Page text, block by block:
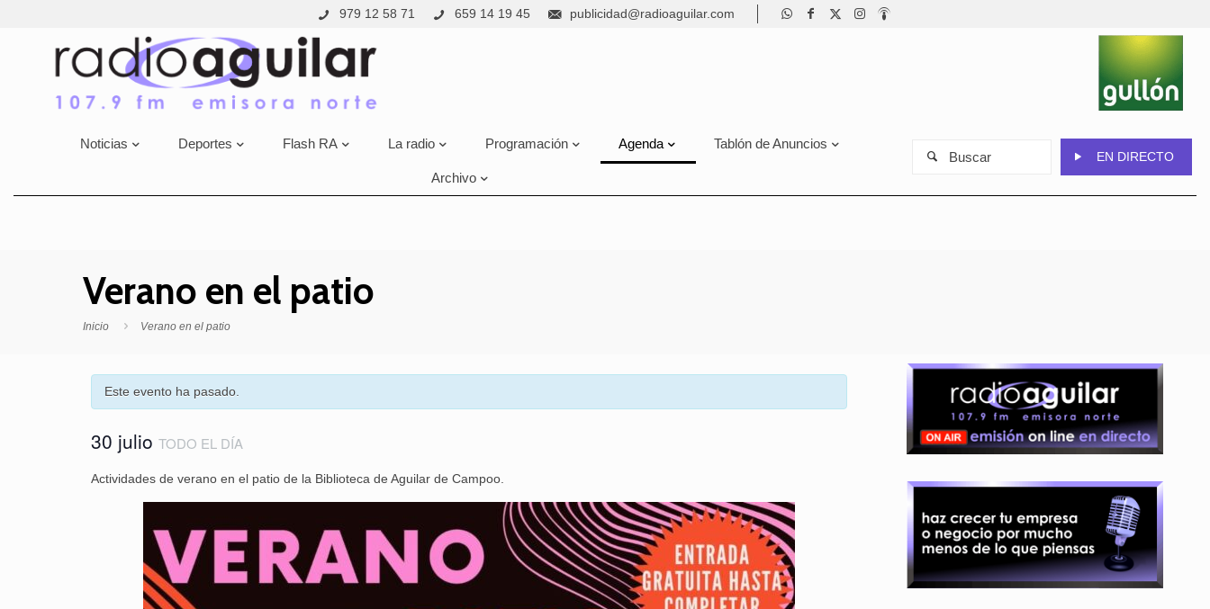
979 12 58 71 659 14 19 45 publicidad@radioaguilar.com
Noticias Deportes Flash RA La radio Programación Agenda Tablón de Anuncios
Archivo
EN DIRECTO
Verano en el patio
Inicio Verano en el patio
Este evento ha pasado.
30 julioTODO EL DÍA
Actividades de verano en el patio de la Biblioteca de Aguilar de Campoo.